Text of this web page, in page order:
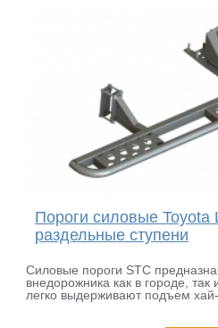
Пороги силовые Toyota
раздельные ступени
Силовые пороги STC
внедорожника как в городе,
легко выдерживают подъем